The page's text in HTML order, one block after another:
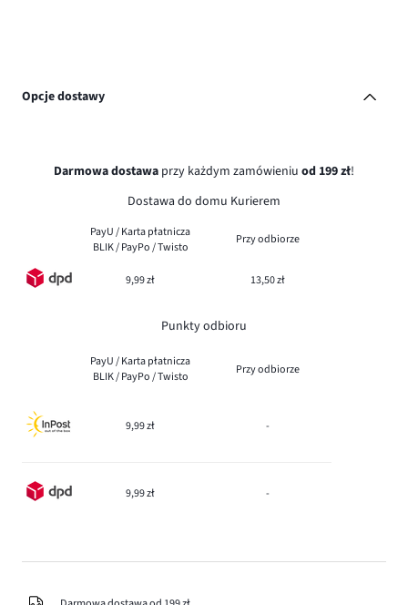
Opcje dostawy
Darmowa dostawa przy każdym zamówieniu od 199 zł!
Dostawa do domu Kurierem
PayU / Karta płatnicza
BLIK / PayPo / Twisto
Przy odbiorze
9,99 zł 13,50 zł
Punkty odbioru
PayU / Karta płatnicza
BLIK / PayPo / Twisto
Przy odbiorze
9,99 zł -
9,99 zł -